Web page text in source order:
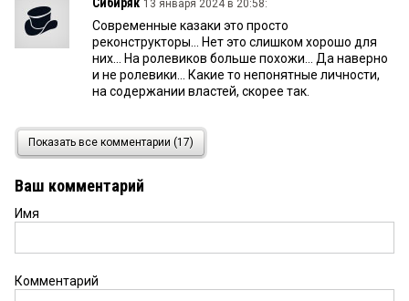
13 января 2024 в 20:58:
Современные казаки это просто
реконструкторы... Нет это слишком хорошо для
них... На ролевиков больше похожи... Да наверно
и не ролевики... Какие то непонятные личности,
на содержании властей, скорее так.
13 января 2024 в 19:17:
Казаки лишний раз доказали что они, истинные
трепещут и изрыгают проклятья. Это хорошо
Коза 13 января 2024 в 17:15:
Почему я за свои деньги не могу посетить
концерт любимого артиста? Может быть Хоценко
Показать все комментарии (17)
Ваш комментарий
Имя
Комментарий